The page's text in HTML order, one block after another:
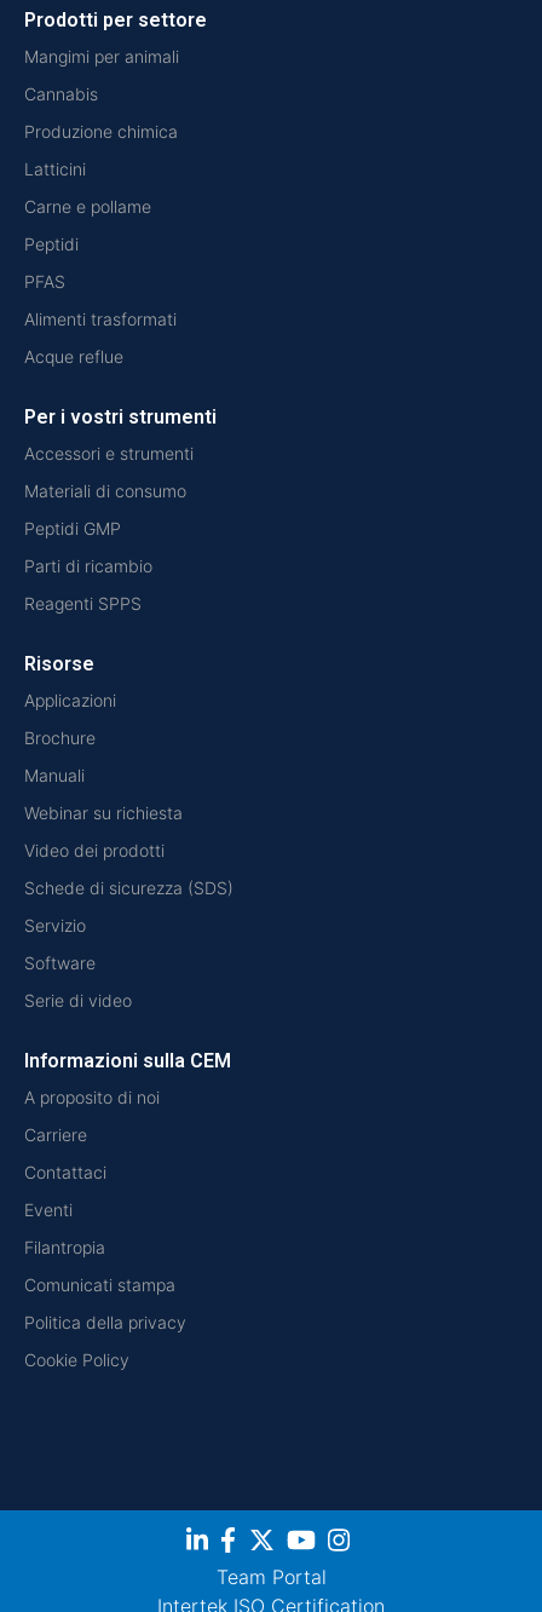
Prodotti per settore
Mangimi per animali
Cannabis
Produzione chimica
Latticini
Carne e pollame
Peptidi
PFAS
Alimenti trasformati
Acque reflue
Per i vostri strumenti
Accessori e strumenti
Materiali di consumo
Peptidi GMP
Parti di ricambio
Reagenti SPPS
Risorse
Applicazioni
Brochure
Manuali
Webinar su richiesta
Video dei prodotti
Schede di sicurezza (SDS)
Servizio
Software
Serie di video
Informazioni sulla CEM
A proposito di noi
Carriere
Contattaci
Eventi
Filantropia
Comunicati stampa
Politica della privacy
Cookie Policy
Team Portal
Intertek ISO Certification